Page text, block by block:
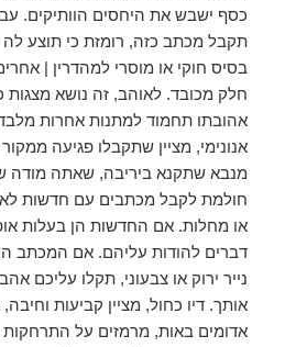
כסף ישבש את היחסים הוותיקים.
תקבל מכתב כזה, רומזת כי תוצע לה
בסיס חוקי או מוסרי למהדרין |
חלק מכובד. לאוהב, זה נושא מצגות
אהובתו תחמוד למתנות אחרות
אנונימי, מציין שתקבלו פגיעה
מנבא שתקנא ביריבה, שאתה מודה
חולמת לקבל מכתבים עם חדשות לא
או מחלות. אם החדשות הן בעלות
דברים להודות עליהם. אם המכתב
נייר ירוק או צבעוני, תקלו עליכם
אותך. דיו כחול, מציין קביעות
אדומים באות, מרמזים על